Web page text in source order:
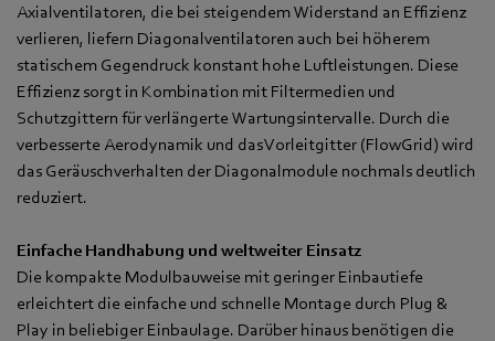
Axialventilatoren, die bei steigendem Widerstand an Effizienz
verlieren, liefern Diagonalventilatoren auch bei höherem
statischem Gegendruck konstant hohe Luftleistungen. Diese
Effizienz sorgt in Kombination mit Filtermedien und
Schutzgittern für verlängerte Wartungsintervalle. Durch die
verbesserte Aerodynamik und das Vorleitgitter (FlowGrid) wird
das Geräuschverhalten der Diagonalmodule nochmals deutlich
reduziert.
Einfache Handhabung und weltweiter Einsatz
Die kompakte Modulbauweise mit geringer Einbautiefe
erleichtert die einfache und schnelle Montage durch Plug &
Play in beliebiger Einbaulage. Darüber hinaus benötigen die